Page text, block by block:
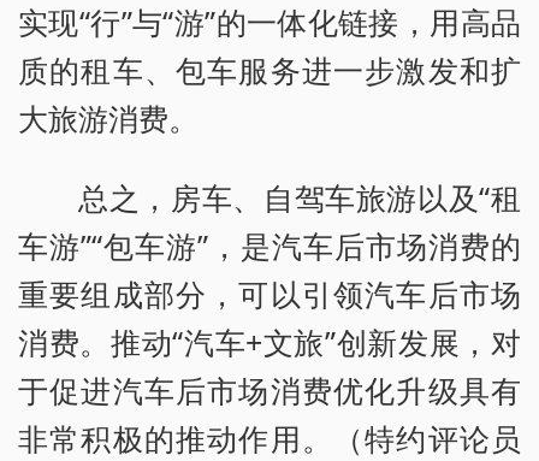
实现“行”与“游”的一体化链接，用高品
质的租车、包车服务进一步激发和扩
大旅游消费。
总之，房车、自驾车旅游以及“租
车游”“包车游”，是汽车后市场消费的
重要组成部分，可以引领汽车后市场
消费。推动“汽车+文旅”创新发展，对
于促进汽车后市场消费优化升级具有
非常积极的推动作用。（特约评论员